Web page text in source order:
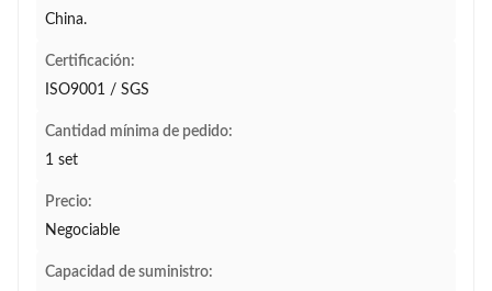
China.
Certificación:
ISO9001 / SGS
Cantidad mínima de pedido:
1 set
Precio:
Negociable
Capacidad de suministro: